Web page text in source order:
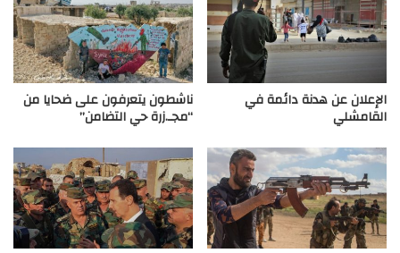
الإعلان عن هدنة دائمة في
القامشلي
ناشطون يتعرفون على ضحايا من
“مجـ.زرة حي التضامن”